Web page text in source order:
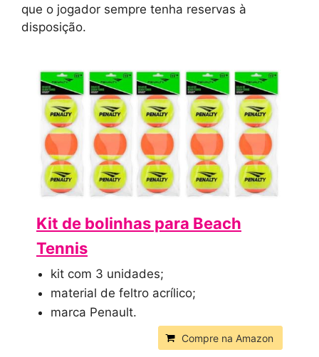
que o jogador sempre tenha reservas à
disposição.
Kit de bolinhas para Beach
Tennis
kit com 3 unidades;
material de feltro acrílico;
marca Penault.
Compre na Amazon